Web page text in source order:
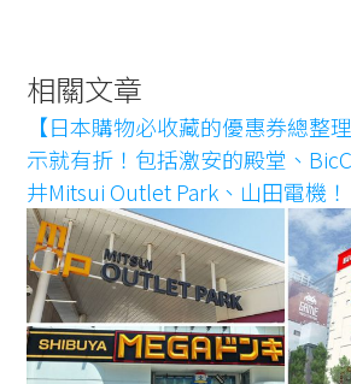
相關文章
【日本購物必收藏的優惠券總整
示就有折！包括激安的殿堂、
井Mitsui Outlet Park、山田電機！